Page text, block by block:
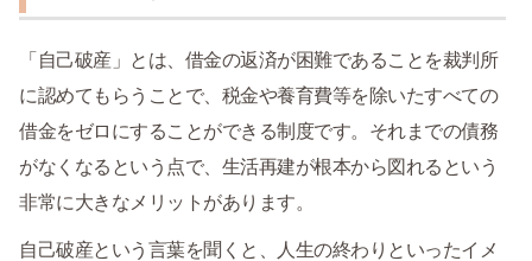
「自己破産」とは、借金の返済が困難であることを裁判所
に認めてもらうことで、税金や養育費等を除いたすべての
借金をゼロにすることができる制度です。それまでの債務
がなくなるという点で、生活再建が根本から図れるという
非常に大きなメリットがあります。
自己破産という言葉を聞くと、人生の終わりといったイメ